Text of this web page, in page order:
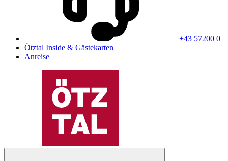
+43 57200 0
Ötztal Inside & Gästekarten
Anreise